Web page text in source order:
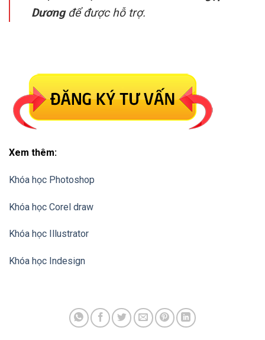
Dươngđể được hỗ trợ.
Xem thêm:
Khóa học Photoshop
Khóa học Corel draw
Khóa học Illustrator
Khóa học Indesign